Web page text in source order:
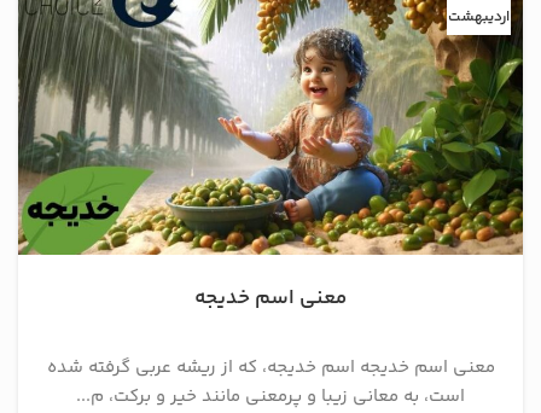
اردیبهشت
معنی اسم خدیجه
معنی اسم خدیجه اسم خدیجه، که از ریشه عربی گرفته شده
است، به معانی زیبا و پرمعنی مانند خیر و برکت، م...